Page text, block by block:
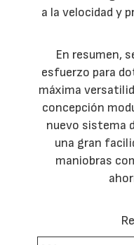
a la velocidad y
En resumen,
esfuerzo para
máxima
concepción
nuevo sistema
una gran
maniobras